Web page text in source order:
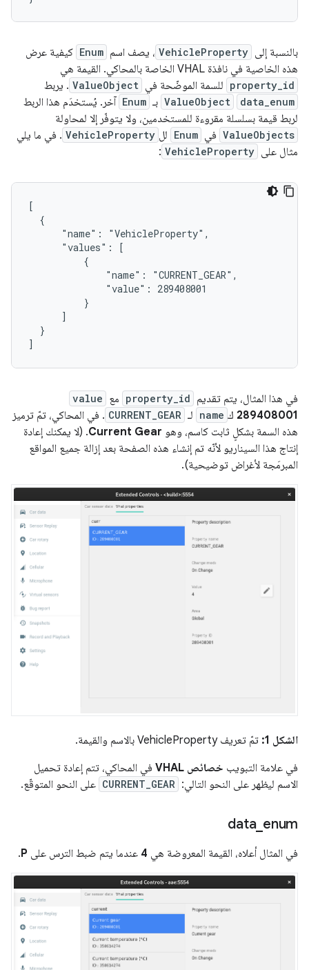
بالنسبة إلى VehicleProperty ، يصف اسم Enum كيفية عرض
هذه الخاصية في نافذة VHAL الخاصة بالمحاكي. القيمة هي
property_id للسمة الموضّحة في ValueObject . يربط
data_enum
ValueObject بـ Enum آخر. يُستخدَم هذا الربط
لربط قيمة بسلسلة مقروءة للمستخدمين، ولا يتوفّر إلا لمحاولة
ValueObjects في Enum لل VehicleProperty . في ما يلي
مثال على VehicleProperty
:
[
  {
      "name": "VehicleProperty",
      "values": [
          {
              "name": "CURRENT_GEAR",
              "value": 289408001
          }
      ]
  }
]
في هذا المثال، يتم تقديم property_id مع value
289408001 ك name لـ CURRENT_GEAR . في المحاكي، تمّ ترميز
هذه السمة بشكلٍ ثابت كاسم، وهو Current Gear. (لا يمكنك إعادة
إنتاج هذا السيناريو لأنّه تم إنشاء هذه الصفحة بعد إزالة جميع المواقع
المبرمَجة لأغراض توضيحية).
الشكل 1:
تمّ تعريف VehicleProperty بالاسم والقيمة.
في علامة التبويب خصائص VHAL
في المحاكي، تتم إعادة تحميل
الاسم ليظهر على النحو التالي: CURRENT_GEAR على النحو المتوقّع.
data_ enum
في المثال أعلاه، القيمة المعروضة هي 4 عندما يتم ضبط الترس على P
.